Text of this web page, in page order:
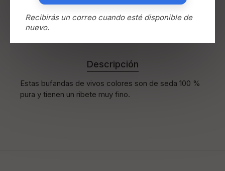
Descripción
Estas bufandas de vivos colores son de seda 100 %
pura y tienen un ribete muy fino.
Recibirás un correo cuando esté disponible de
nuevo.